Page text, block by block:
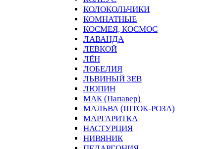
КОЛОКОЛЬЧИКИ
КОМНАТНЫЕ
КОСМЕЯ, КОСМОС
ЛАВАНДА
ЛЕВКОЙ
ЛЁН
ЛОБЕЛИЯ
ЛЬВИНЫЙ ЗЕВ
ЛЮПИН
МАК (Папавер)
МАЛЬВА (ШТОК-РОЗА)
МАРГАРИТКА
НАСТУРЦИЯ
НИВЯНИК